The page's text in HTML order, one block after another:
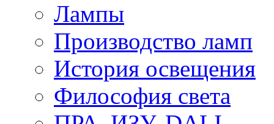
Лампы
Производство ламп
История освещения
Философия света